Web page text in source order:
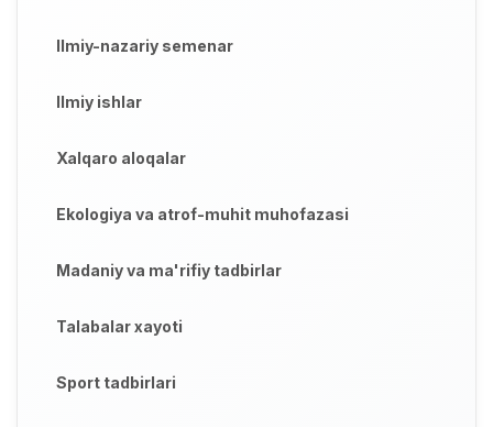
Ilmiy-nazariy semenar
Ilmiy ishlar
Xalqaro aloqalar
Ekologiya va atrof-muhit muhofazasi
Madaniy va ma'rifiy tadbirlar
Talabalar xayoti
Sport tadbirlari